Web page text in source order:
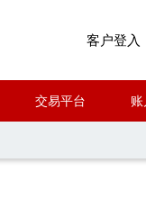
客户登入
交易平台
析